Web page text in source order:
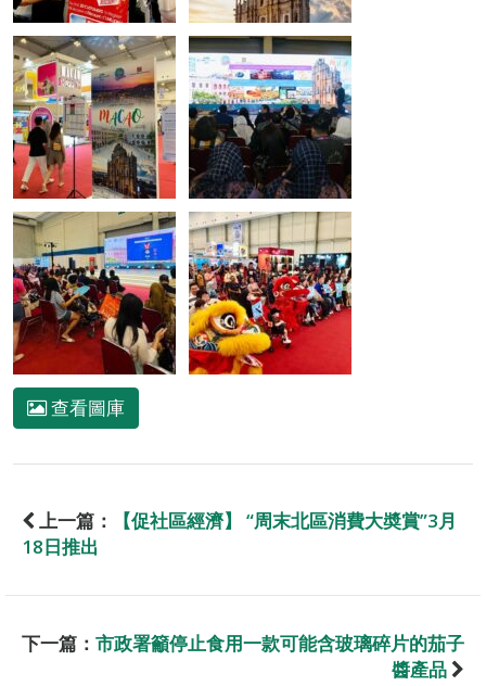
查看圖庫
上一篇：
【促社區經濟】 “周末北區消費大奬賞”3月
18日推出
下一篇： 市政署籲停止食用一款可能含玻璃碎片的茄子
醬產品